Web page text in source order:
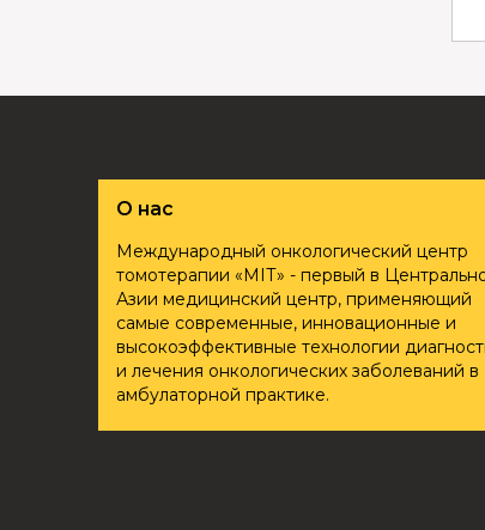
О нас
Международный онкологический центр
томотерапии «ҮМІТ» - первый в
Азии медицинский центр, применяющий
самые современные, инновационные и
высокоэффективные технологии
и лечения онкологических заболеваний в
амбулаторной практике.